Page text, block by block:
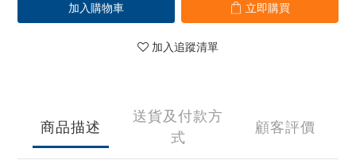
加入購物車 立即購買
加入追蹤清單
商品描述
送貨及付款方
式
顧客評價